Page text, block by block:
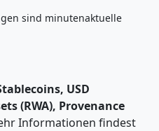
sind minutenaktuelle
USD
(RWA), Provenance
Informationen findest